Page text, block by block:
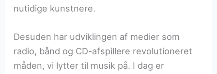
nutidige kunstnere.
Desuden har udviklingen af medier som
radio, bånd og CD-afspillere revolutioneret
måden, vi lytter til musik på. I dag er